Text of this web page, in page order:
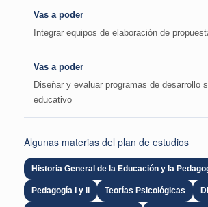
Vas a poder
Integrar equipos de elaboración de
Vas a poder
Diseñar y evaluar programas de desarrollo
educativo
Algunas materias del plan de estudios
Historia General de la Educación y la
Pedagogía I y II Teorías Psicológicas